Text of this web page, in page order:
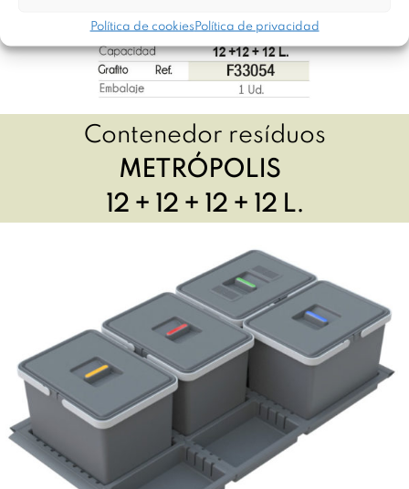
Política de cookies Política de privacidad
Contenedor resíduos
METRÓPOLIS
12 + 12 + 12 + 12 L.